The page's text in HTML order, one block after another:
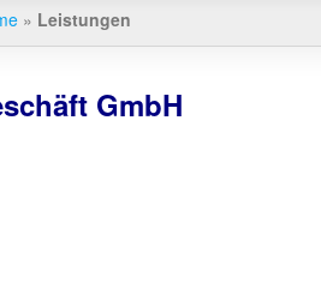
» Leistungen
GmbH